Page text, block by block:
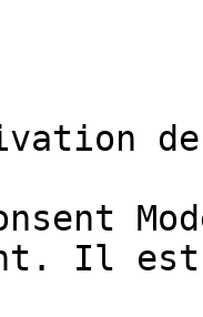
de
Il